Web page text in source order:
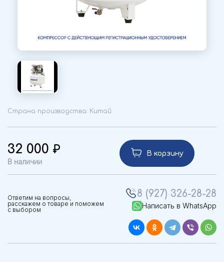
Страна производства: Китай
32 000
В наличии
В корзину
Ответим на вопросы,
расскажем о товаре и поможем
с выбором
8 (927) 326-28-28
Написать в WhatsApp